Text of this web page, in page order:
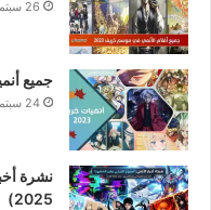
26 سبتمبر، 2023
جميع أنميات
24 سبتمبر، 2023
2025)